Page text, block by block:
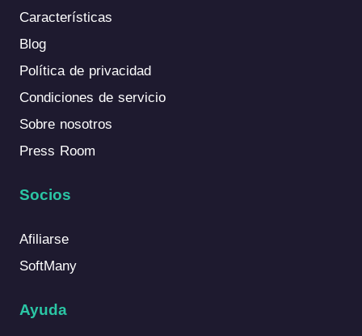
Características
Blog
Política de privacidad
Condiciones de servicio
Sobre nosotros
Press Room
Socios
Afiliarse
SoftMany
Ayuda